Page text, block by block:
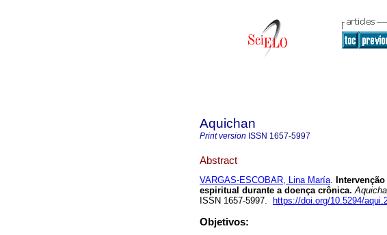
Aquichan
Print version ISSN 1657-5997
Abstract
VARGAS-ESCOBAR, Lina María.
espiritual durante a doença crônica.
ISSN 1657-5997.
https://doi.org/10.5294/
Objetivos: